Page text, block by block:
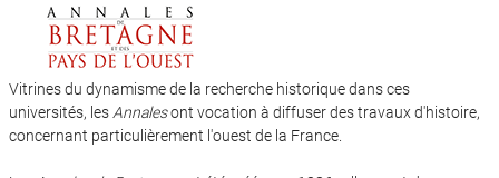
Vitrines du dynamisme de la recherche historique dans ces
universités, les Annalesont vocation à diffuser des travaux d'histoire,
concernant particulièrement l'ouest de la France.